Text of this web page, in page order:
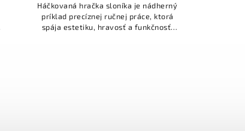
Háčkovaná hračka sloníka je nádherný
príklad precíznej ručnej práce, ktorá
spája estetiku, hravosť a funkčnosť.